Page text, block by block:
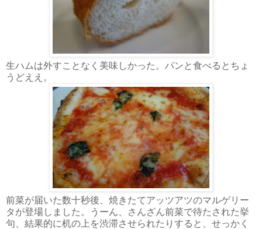
生ハムは外すことなく美味しかった。パンと食べるとちょ
うどええ。
前菜が届いた数十秒後、焼きたてアッツアツのマルゲリー
タが登場しました。うーん、さんざん前菜で待たされた挙
句、結果的に机の上を渋滞させられたりすると、せっかく